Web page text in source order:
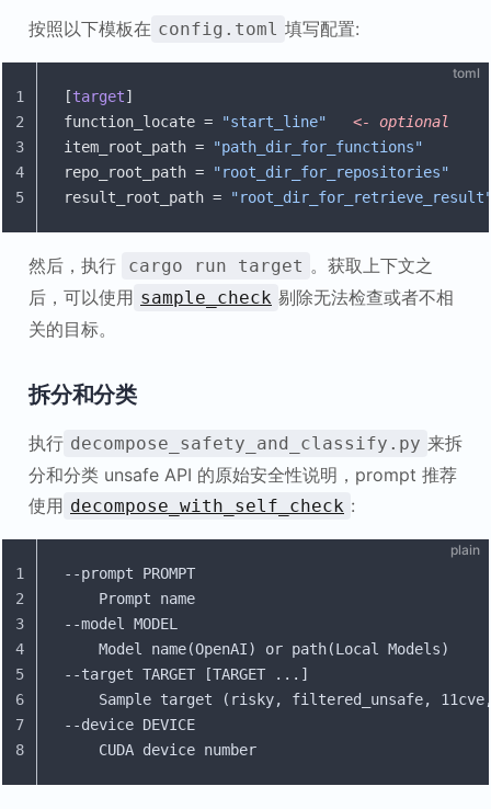
按照以下模板在 config.toml 填写配置:
toml
[target]
function_locate =
"start_line"
   <- optional
item_root_path =
"path_dir_for_functions"
repo_root_path =
"root_dir_for_repositories"
result_root_path =
1
2
3
4
5
然后，执行 cargo run target 。获取上下文之
后，可以使用 sample_check 剔除无法检查或者不相
关的目标。
拆分和分类
执行 decompose_safety_and_classify.py 来拆
分和分类 unsafe API 的原始安全性说明，prompt 推荐
使用 decompose_with_self_check :
plain
--prompt PROMPT
    Prompt name
--model MODEL
    Model name(OpenAI) or path(Local Models)
--target TARGET [TARGET ...]
Sample target (risky, filtered_unsafe,
--device DEVICE
    CUDA device number
1
2
3
4
5
6
7
8